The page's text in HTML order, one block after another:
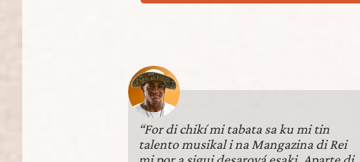
“For di chikí mi tabata sa ku mi tin
talento musikal i na Mangazina di Rei